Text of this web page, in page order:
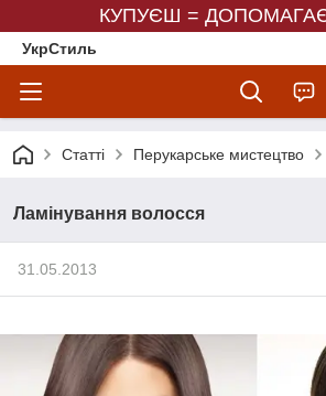
КУПУЄШ =
УкрСтиль
Статті Перукарське мистецтво
Ламінування волосся
31.05.2013